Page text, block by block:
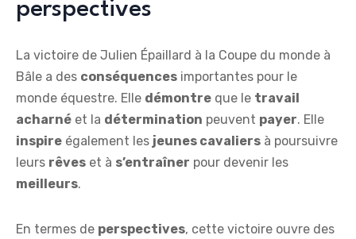
perspectives
La victoire de Julien Épaillard à la Coupe du monde à
Bâle a des conséquences importantes pour le
monde équestre. Elle démontre que le travail
acharné et la détermination peuvent payer. Elle
inspire également les jeunes cavaliers à poursuivre
leurs rêves et à s’entraîner pour devenir les
meilleurs.
En termes de perspectives, cette victoire ouvre des